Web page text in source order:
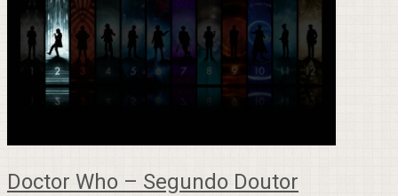
Doctor Who – Segundo Doutor